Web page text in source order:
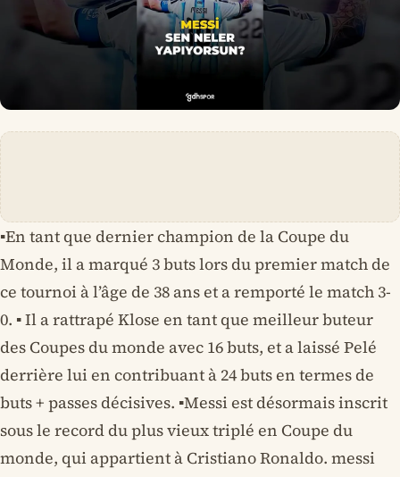
▪️En tant que dernier champion de la Coupe du
Monde, il a marqué 3 buts lors du premier match de
ce tournoi à l’âge de 38 ans et a remporté le match 3-
0. ▪️ Il a rattrapé Klose en tant que meilleur buteur
des Coupes du monde avec 16 buts, et a laissé Pelé
derrière lui en contribuant à 24 buts en termes de
buts + passes décisives. ▪️Messi est désormais inscrit
sous le record du plus vieux triplé en Coupe du
monde, qui appartient à Cristiano Ronaldo. messi